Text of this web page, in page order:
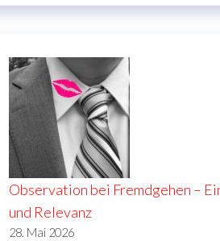
Observation bei Fremdgehen –
und Relevanz
28. Mai 2026